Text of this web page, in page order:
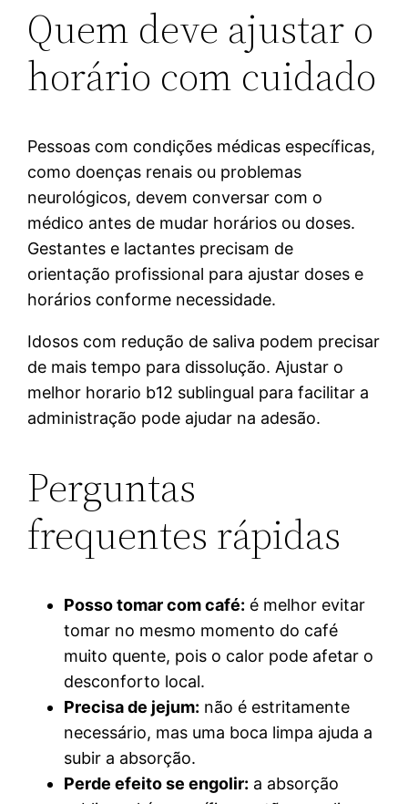
Quem deve ajustar o
horário com cuidado
Pessoas com condições médicas específicas,
como doenças renais ou problemas
neurológicos, devem conversar com o
médico antes de mudar horários ou doses.
Gestantes e lactantes precisam de
orientação profissional para ajustar doses e
horários conforme necessidade.
Idosos com redução de saliva podem precisar
de mais tempo para dissolução. Ajustar o
melhor horario b12 sublingual para facilitar a
administração pode ajudar na adesão.
Perguntas
frequentes rápidas
Posso tomar com café: é melhor evitar
tomar no mesmo momento do café
muito quente, pois o calor pode afetar o
desconforto local.
Precisa de jejum: não é estritamente
necessário, mas uma boca limpa ajuda a
subir a absorção.
Perde efeito se engolir: a absorção